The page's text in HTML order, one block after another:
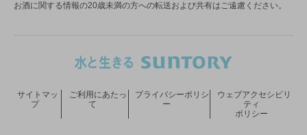
お酒に関する情報の20歳未満の方への転送および共有はご遠慮ください。
サイトマッ
プ
ご利用にあたっ
て
プライバシーポリシ
ー
ウェブアクセシビリ
ティ
ポリシー